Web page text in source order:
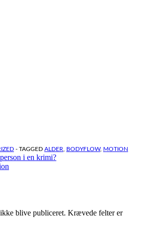
- TAGGED ALDER, BODYFLOW, MOTION
i en krimi?
blive publiceret. Krævede felter er